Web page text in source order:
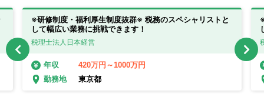
※研修制度・福利厚生制度抜群※ 税務のスペシャリストと
して幅広い業務に挑戦できます！
税理士法人日本経営
年収
420万円～1000万円
勤務地
東京都